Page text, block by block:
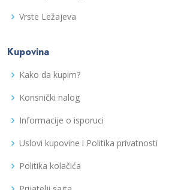
Vrste Ležajeva
Kupovina
Kako da kupim?
Korisnički nalog
Informacije o isporuci
Uslovi kupovine i Politika privatnosti
Politika kolačića